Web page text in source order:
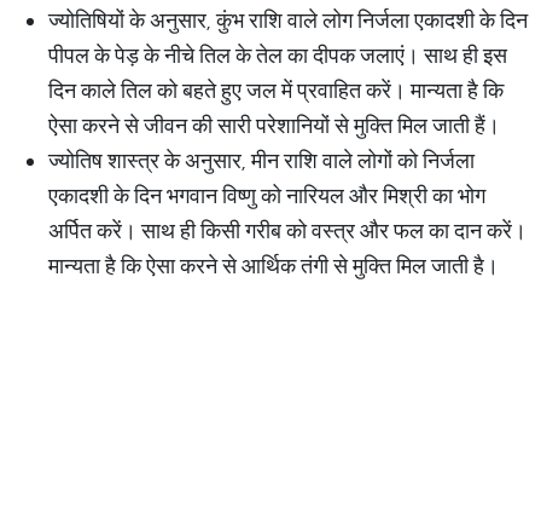
ज्योतिषियों के अनुसार, कुंभ राशि वाले लोग निर्जला एकादशी के दिन
पीपल के पेड़ के नीचे तिल के तेल का दीपक जलाएं। साथ ही इस
दिन काले तिल को बहते हुए जल में प्रवाहित करें। मान्यता है कि
ऐसा करने से जीवन की सारी परेशानियों से मुक्ति मिल जाती हैं।
ज्योतिष शास्त्र के अनुसार, मीन राशि वाले लोगों को निर्जला
एकादशी के दिन भगवान विष्णु को नारियल और मिश्री का भोग
अर्पित करें। साथ ही किसी गरीब को वस्त्र और फल का दान करें।
मान्यता है कि ऐसा करने से आर्थिक तंगी से मुक्ति मिल जाती है।